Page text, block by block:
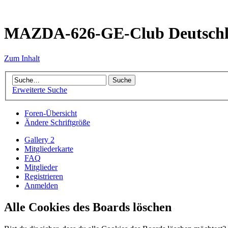
MAZDA-626-GE-Club
Zum Inhalt
Erweiterte Suche
Foren-Übersicht
Ändere Schriftgröße
Gallery 2
Mitgliederkarte
FAQ
Mitglieder
Registrieren
Anmelden
Alle Cookies des Boards löschen